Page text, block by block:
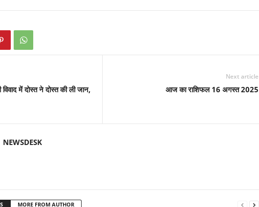
में दोस्त ने दोस्त की ली जान,
Next article
आज का राशिफल 16 अगस्त 2025
NEWSDESK
MORE FROM AUTHOR